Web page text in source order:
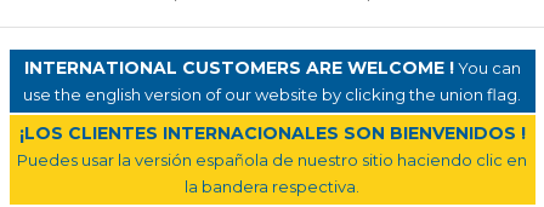
INTERNATIONAL CUSTOMERS ARE WELCOME !You can
use the english version of our website by clicking the union flag.
¡LOS CLIENTES INTERNACIONALES SON BIENVENIDOS !
Puedes usar la versión española de nuestro sitio haciendo clic en
la bandera respectiva.